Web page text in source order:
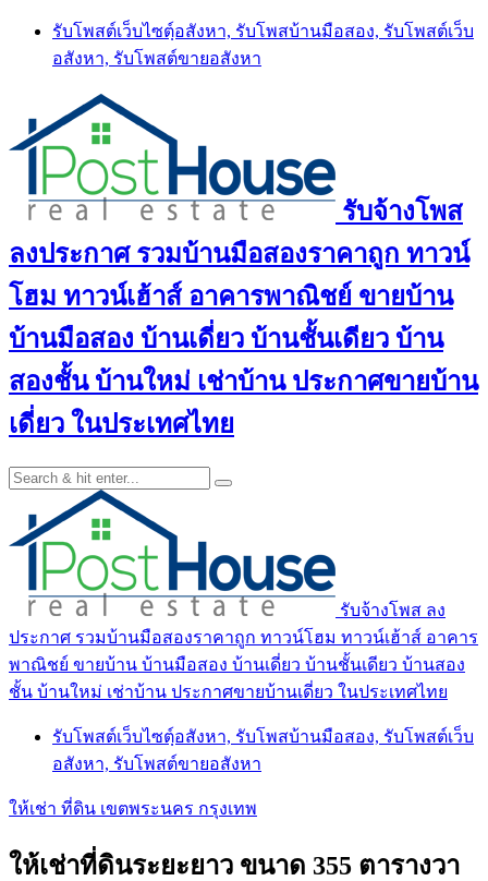
Skip
content
รับโพสต์เว็บไซตฺ์อสังหา, รับโพสบ้านมือสอง, รับโพสต์เว็บ
อสังหา, รับโพสต์ขายอสังหา
รับจ้างโพส
ลงประกาศ รวมบ้านมือสองราคาถูก ทาวน์
โฮม ทาวน์เฮ้าส์ อาคารพาณิชย์ ขายบ้าน
บ้านมือสอง บ้านเดี่ยว บ้านชั้นเดียว บ้าน
สองชั้น บ้านใหม่ เช่าบ้าน ประกาศขายบ้าน
เดี่ยว ในประเทศไทย
รับจ้างโพส ลง
ประกาศ รวมบ้านมือสองราคาถูก ทาวน์โฮม ทาวน์เฮ้าส์ อาคาร
พาณิชย์ ขายบ้าน บ้านมือสอง บ้านเดี่ยว บ้านชั้นเดียว บ้านสอง
ชั้น บ้านใหม่ เช่าบ้าน ประกาศขายบ้านเดี่ยว ในประเทศไทย
รับโพสต์เว็บไซตฺ์อสังหา, รับโพสบ้านมือสอง, รับโพสต์เว็บ
อสังหา, รับโพสต์ขายอสังหา
ให้เช่า ที่ดิน เขตพระนคร กรุงเทพ
ให้เช่าที่ดินระยะยาว ขนาด 355 ตารางวา